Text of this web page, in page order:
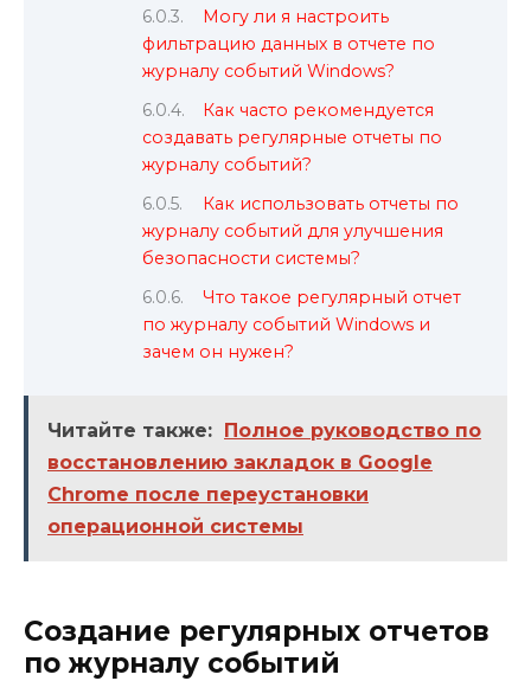
Могу ли я настроить
фильтрацию данных в отчете по
журналу событий Windows?
Как часто рекомендуется
создавать регулярные отчеты по
журналу событий?
Как использовать отчеты по
журналу событий для улучшения
безопасности системы?
Что такое регулярный отчет
по журналу событий Windows и
зачем он нужен?
Читайте также: Полное руководство по
восстановлению закладок в Google
Chrome после переустановки
операционной системы
Создание регулярных отчетов
по журналу событий